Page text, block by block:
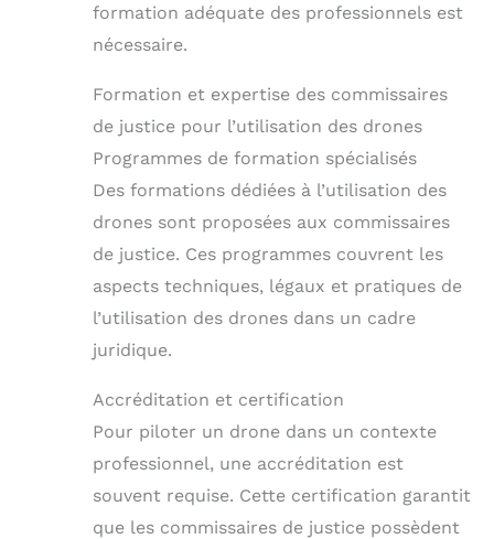
formation adéquate des professionnels est
nécessaire.
Formation et expertise des commissaires
de justice pour l’utilisation des drones
Programmes de formation spécialisés
Des formations dédiées à l’utilisation des
drones sont proposées aux commissaires
de justice. Ces programmes couvrent les
aspects techniques, légaux et pratiques de
l’utilisation des drones dans un cadre
juridique.
Accréditation et certification
Pour piloter un drone dans un contexte
professionnel, une accréditation est
souvent requise. Cette certification garantit
que les commissaires de justice possèdent